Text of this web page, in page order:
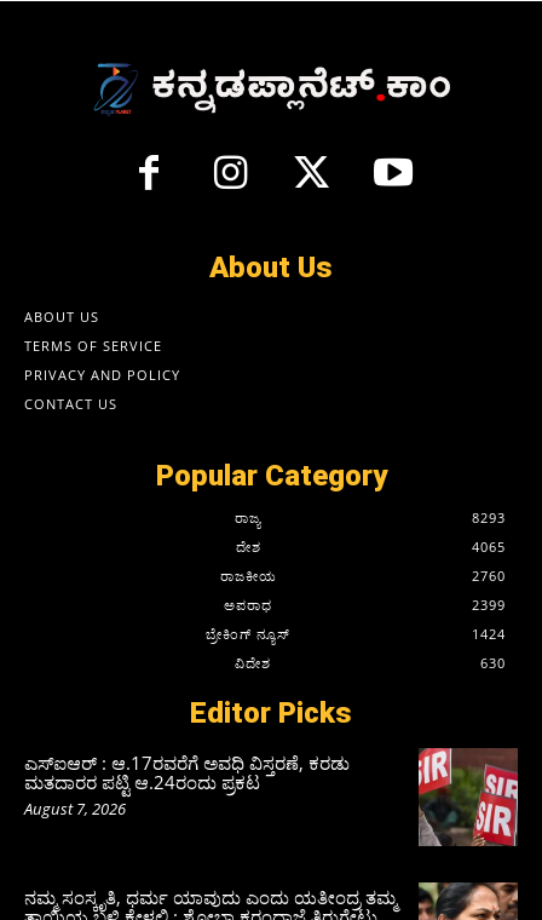
About Us
ABOUT US
TERMS OF SERVICE
PRIVACY AND POLICY
CONTACT US
Popular Category
ರಾಜ್ಯ
8293
ದೇಶ
4065
ರಾಜಕೀಯ
2760
ಅಪರಾಧ
2399
ಬ್ರೇಕಿಂಗ್ ನ್ಯೂಸ್
1424
ವಿದೇಶ
630
Editor Picks
ಎಸ್‌ಐಆರ್‌ : ಆ.17ರವರೆಗೆ ಅವಧಿ ವಿಸ್ತರಣೆ, ಕರಡು
ಮತದಾರರ ಪಟ್ಟಿ ಆ.24ರಂದು ಪ್ರಕಟ
August 7, 2026
ನಮ್ಮ ಸಂಸ್ಕೃತಿ, ಧರ್ಮ ಯಾವುದು ಎಂದು ಯತೀಂದ್ರ ತಮ್ಮ